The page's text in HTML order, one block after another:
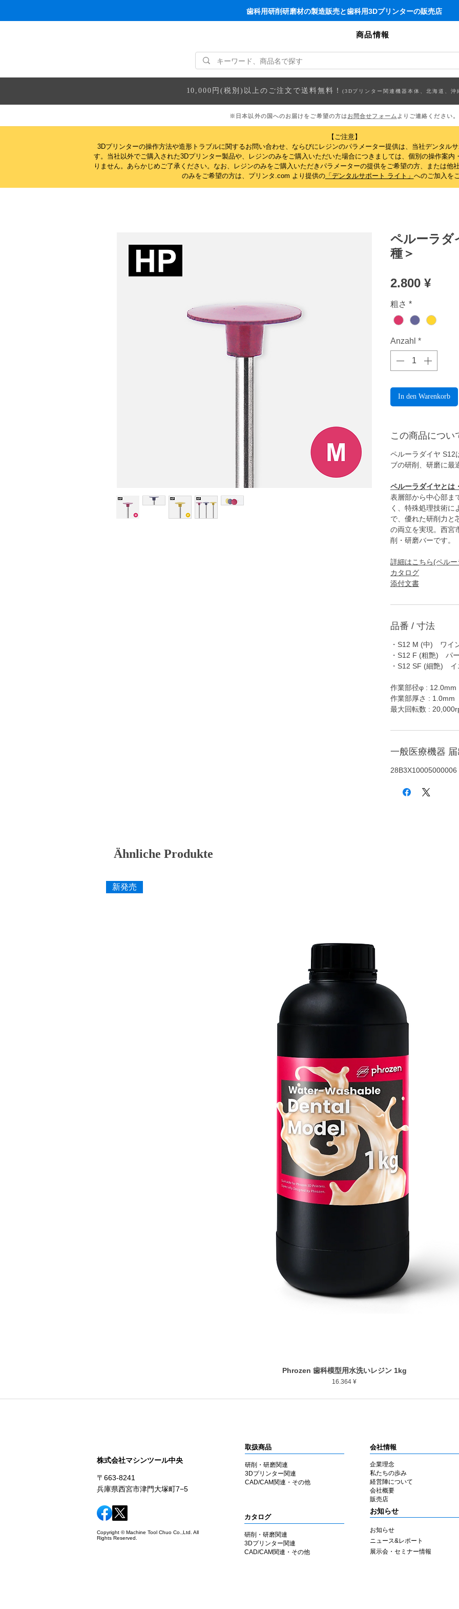
商品情報
歯科用研削研磨材の製造販売と歯科用3Dプリンターの販売店
10,000円(税別)以上のご注文で送料無料！ (3Dプリンター関連機器本体、北海道、沖
※日本以外の国へのお届けをご希望の方はお問合せフォームよりご連絡ください。
【ご注意】
3Dプリンターの操作方法や造形トラブルに関するお問い合わせ、ならびにレジンのパラメーター提供は、当社デンタル
す。当社以外でご購入された3Dプリンター製品や、レジンのみをご購入いただいた場合につきましては、個別の操作案
りません。 あらかじめご了承ください。なお、レジンのみをご購入いただきパラメーターの提供をご希望の方、または他
のみをご希望の方は、プリンタ.com より提供の「デンタルサポート ライト」 へのご加入を
ペルーラダ
種＞
2.800 ¥Preis
粗さ *
Anzahl *
In den Warenkorb
この商品につい
ペルーラダイヤ S12
ブの研削、研磨に最
ペルーラダイヤとは
表層部から中心部ま
く、特殊処理技術に
で、優れた研削力と
の両立を実現。西宮
削・研磨バーです。
詳細はこちら(ペル
カタログ
添付文書
品番 / 寸法
・S12 M (中) ワイ
・S12 F (粗艶) パ
・S12 SF (細艶) イ
作業部径φ : 12.0mm
作業部厚さ : 1.0mm
最大回転数 :
一般医療機器
28B3X10005000006
Ähnliche Produkte
Schnellansicht
新発売
Phrozen 歯科模型用水洗いレジン 1kg
Preis
16.364 ¥
株式会社マシンツール中央
〒663-8241
兵庫県西宮市津門大塚町7−5
Copyright © Machine Tool Chuo Co.,Ltd. All
Rights Reserved.
取扱商品
研削・研磨関連
3Dプリンター関連
CAD/CAM関連・その他
カタログ
研削・研磨関連
3Dプリンター関連
CAD/CAM関連・その他
会社情報
企業理念
私たちの歩み
​経営陣について
会社概要
​販売店
​お知らせ
お知らせ
ニュース&レポート
展示会・セミナー情報